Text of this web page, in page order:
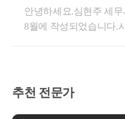
빠른 시일 내에 받되, 잔
면 보유기간을 요건을
와 같은 사례는 쉬우면
양도하게 된다면 1세대
상당한 세금을 납부해
용받는 것이 좋습니다.​
안녕하세요.심현주 세
8월에 작성되었습니다.
로 반환규정이 적용되
세법신고 기한(증여받
에 증여받은대상을 반
추천 전문가